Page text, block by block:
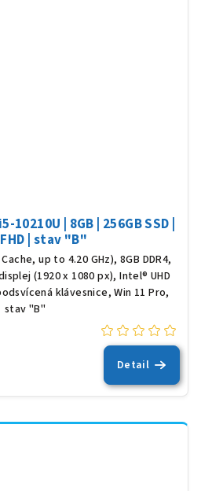
| 8GB | 256GB SSD |
| stav "B"
up to 4.20 GHz), 8GB DDR4,
(1920 x 1080 px), Intel® UHD
klávesnice, Win 11 Pro,
stav "B"
Detail